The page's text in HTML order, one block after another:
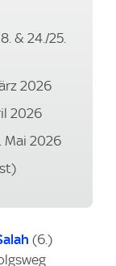
& 24./25.
2026
2026
Mai 2026
(6.)